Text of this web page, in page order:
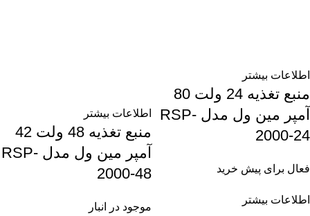
اطلاعات بیشتر
منبع تغذیه 24 ولت 80
آمپر مین ول مدل RSP-
2000-24
فعال برای پیش خرید
اطلاعات بیشتر
اطلاعات بیشتر
منبع تغذیه 48 ولت 42
آمپر مین ول مدل RSP-
2000-48
موجود در انبار